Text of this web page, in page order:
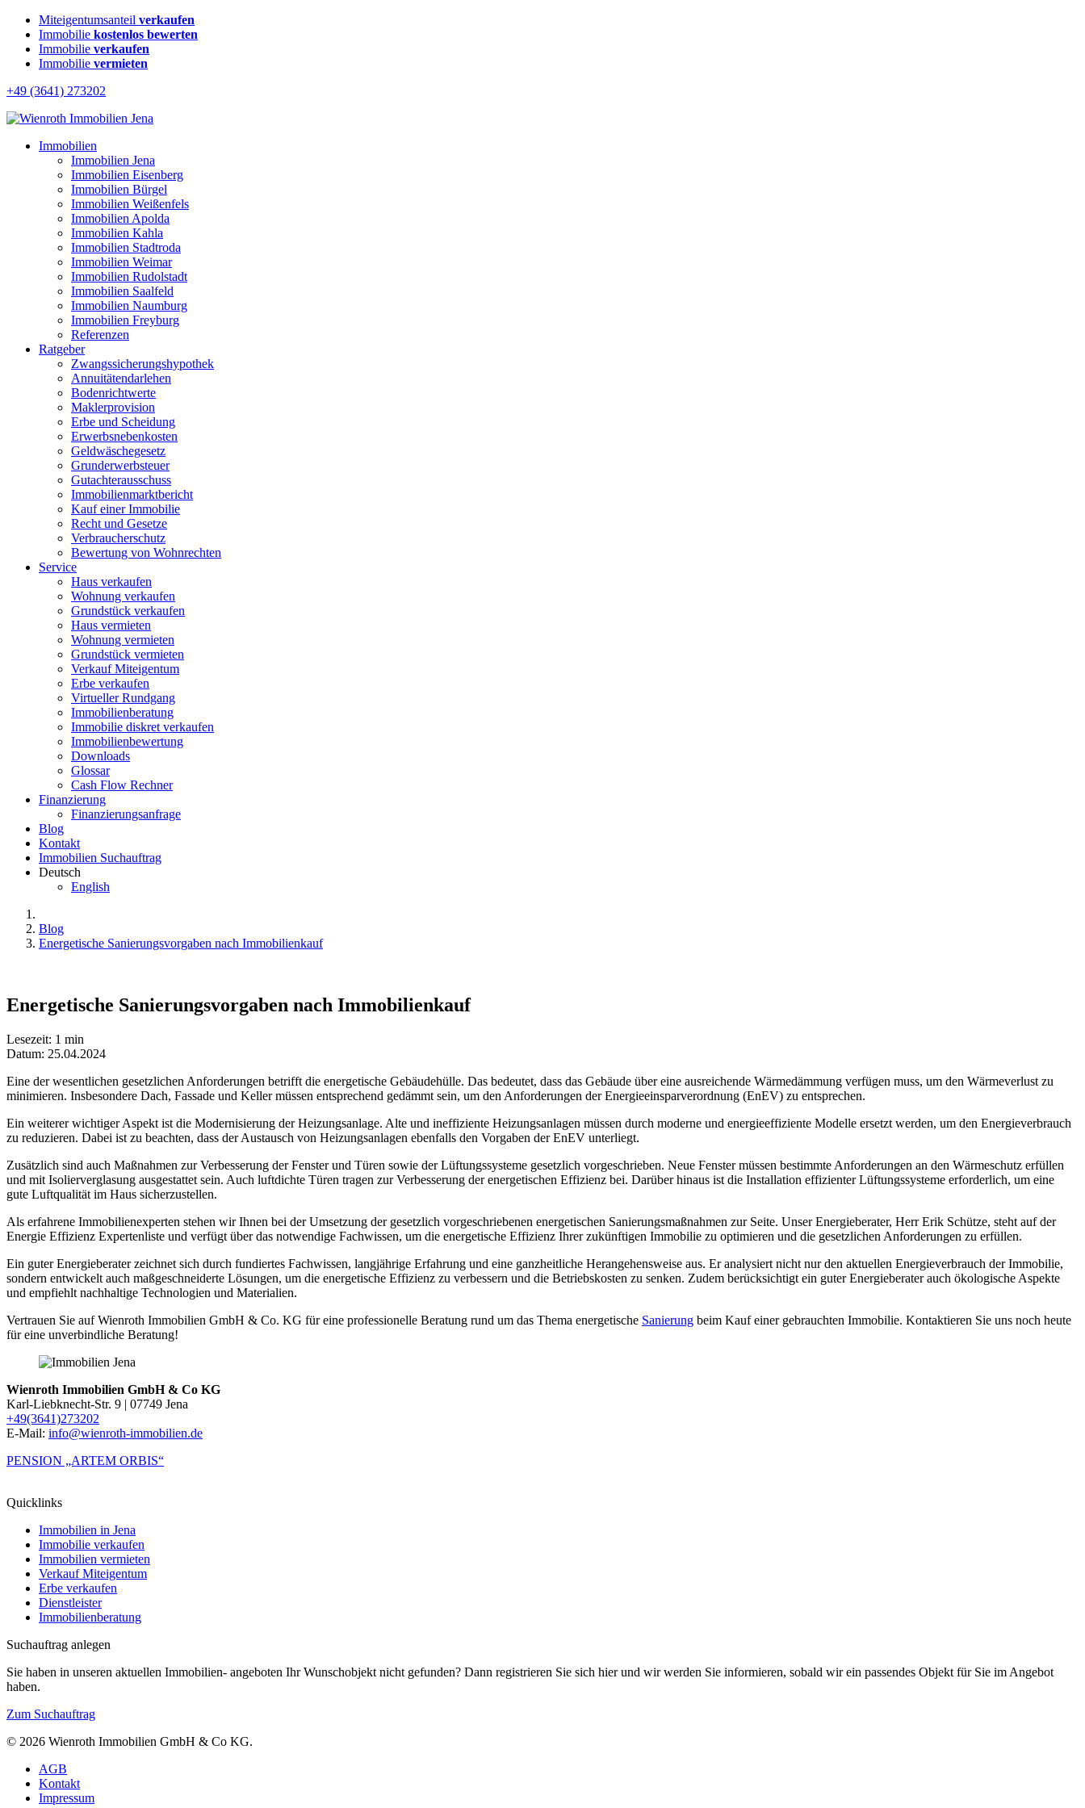
Miteigentumsanteil verkaufen
Immobilie kostenlos bewerten
Immobilie verkaufen
Immobilie vermieten
+49 (3641) 273202
Immobilien
Immobilien Jena
Immobilien Eisenberg
Immobilien Bürgel
Immobilien Weißenfels
Immobilien Apolda
Immobilien Kahla
Immobilien Stadtroda
Immobilien Weimar
Immobilien Rudolstadt
Immobilien Saalfeld
Immobilien Naumburg
Immobilien Freyburg
Referenzen
Ratgeber
Zwangssicherungshypothek
Annuitätendarlehen
Bodenrichtwerte
Maklerprovision
Erbe und Scheidung
Erwerbsnebenkosten
Geldwäschegesetz
Grunderwerbsteuer
Gutachterausschuss
Immobilienmarktbericht
Kauf einer Immobilie
Recht und Gesetze
Verbraucherschutz
Bewertung von Wohnrechten
Service
Haus verkaufen
Wohnung verkaufen
Grundstück verkaufen
Haus vermieten
Wohnung vermieten
Grundstück vermieten
Verkauf Miteigentum
Erbe verkaufen
Virtueller Rundgang
Immobilienberatung
Immobilie diskret verkaufen
Immobilienbewertung
Downloads
Glossar
Cash Flow Rechner
Finanzierung
Finanzierungsanfrage
Blog
Kontakt
Immobilien Suchauftrag
Deutsch
English
Blog
Energetische Sanierungsvorgaben nach Immobilienkauf
Energetische Sanierungsvorgaben nach Immobilienkauf
Lesezeit: 1 min
Datum: 25.04.2024
Eine der wesentlichen gesetzlichen Anforderungen betrifft die energetische Gebäudehülle. Das bedeutet, dass das Gebäude über eine ausreichende Wärmedämmung verfügen muss, um den Wärmeverlust zu
minimieren. Insbesondere Dach, Fassade und Keller müssen entsprechend gedämmt sein, um den Anforderungen der Energieeinsparverordnung (EnEV) zu entsprechen.
Ein weiterer wichtiger Aspekt ist die Modernisierung der Heizungsanlage. Alte und ineffiziente Heizungsanlagen müssen durch moderne und energieeffiziente Modelle ersetzt werden, um den Energieverbrauch
zu reduzieren. Dabei ist zu beachten, dass der Austausch von Heizungsanlagen ebenfalls den Vorgaben der EnEV unterliegt.
Zusätzlich sind auch Maßnahmen zur Verbesserung der Fenster und Türen sowie der Lüftungssysteme gesetzlich vorgeschrieben. Neue Fenster müssen bestimmte Anforderungen an den Wärmeschutz erfüllen
und mit Isolierverglasung ausgestattet sein. Auch luftdichte Türen tragen zur Verbesserung der energetischen Effizienz bei. Darüber hinaus ist die Installation effizienter Lüftungssysteme erforderlich, um eine
gute Luftqualität im Haus sicherzustellen.
Als erfahrene Immobilienexperten stehen wir Ihnen bei der Umsetzung der gesetzlich vorgeschriebenen energetischen Sanierungsmaßnahmen zur Seite. Unser Energieberater, Herr Erik Schütze, steht auf der
Energie Effizienz Expertenliste und verfügt über das notwendige Fachwissen, um die energetische Effizienz Ihrer zukünftigen Immobilie zu optimieren und die gesetzlichen Anforderungen zu erfüllen.
Ein guter Energieberater zeichnet sich durch fundiertes Fachwissen, langjährige Erfahrung und eine ganzheitliche Herangehensweise aus. Er analysiert nicht nur den aktuellen Energieverbrauch der Immobilie,
sondern entwickelt auch maßgeschneiderte Lösungen, um die energetische Effizienz zu verbessern und die Betriebskosten zu senken. Zudem berücksichtigt ein guter Energieberater auch ökologische Aspekte
und empfiehlt nachhaltige Technologien und Materialien.
Vertrauen Sie auf Wienroth Immobilien GmbH & Co. KG für eine professionelle Beratung rund um das Thema energetische Sanierung beim Kauf einer gebrauchten Immobilie. Kontaktieren Sie uns noch heute
für eine unverbindliche Beratung!
Wienroth Immobilien GmbH & Co KG
Karl-Liebknecht-Str. 9 | 07749 Jena
+49(3641)273202
E-Mail: info@wienroth-immobilien.de
PENSION „ARTEM ORBIS“
Quicklinks
Immobilien in Jena
Immobilie verkaufen
Immobilien vermieten
Verkauf Miteigentum
Erbe verkaufen
Dienstleister
Immobilienberatung
Suchauftrag anlegen
Sie haben in unseren aktuellen Immobilien- angeboten Ihr Wunschobjekt nicht gefunden? Dann registrieren Sie sich hier und wir werden Sie informieren, sobald wir ein passendes Objekt für Sie im Angebot
haben.
Zum Suchauftrag
© 2026 Wienroth Immobilien GmbH & Co KG.
AGB
Kontakt
Impressum